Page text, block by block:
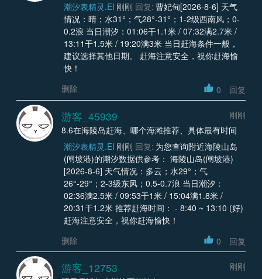
潮汐表精灵.EI 刚刚 回复: 曹妃甸[2026-8-6] 天气
情况：晴；水31°；气28°-31°；1-2级西南风；0-
0.2浪 当日潮汐：01:06干1.1米 / 07:32满2.7米 /
13:11干1.5米 / 19:20满3米 当日赶海条件一般，
建议选择其他日期。 赶海注意安全，祝你赶海愉
快！
删除
0 回复
游客_45939
刚刚
8.6在海陵岛赶海、哪个海滩推荐、具体最有时间
潮汐表精灵.EI 刚刚 回复: 为您查询附近海陵山岛
(闸坡港)的潮汐数据供参考： 海陵山岛(闸坡港)
[2026-8-6] 天气情况：多云；水29°；气
26°-29°；2-3级东风；0.5-0.7浪 当日潮汐：
02:36满2.5米 / 09:53干1米 / 15:04满1.8米 /
20:31干1.2米 推荐赶海时间： - 8:40 ~ 13:10 (好)
赶海注意安全，祝你赶海愉快！
删除
0 回复
游客_12753
刚刚